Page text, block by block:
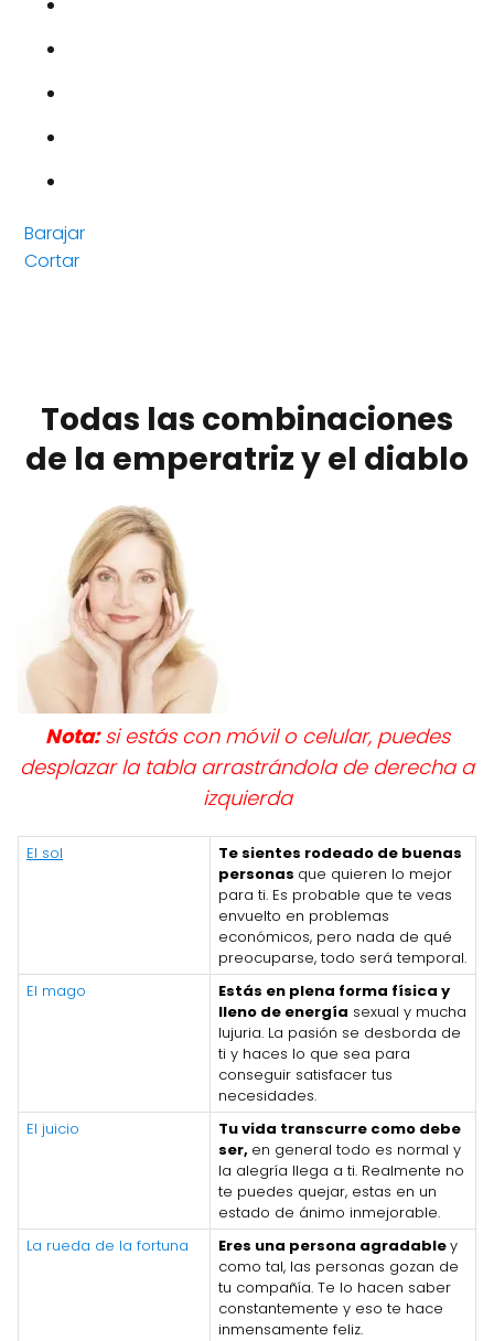
Barajar
Cortar
Todas las combinaciones
de la emperatriz y el diablo
Nota:si estás con móvil o celular, puedes
desplazar la tabla arrastrándola de derecha a
izquierda
El sol
Te sientes rodeado de buenas
personas que quieren lo mejor
para ti. Es probable que te veas
envuelto en problemas
económicos, pero nada de qué
preocuparse, todo será temporal.
El mago
Estás en plena forma física y
lleno de energía sexual y mucha
lujuria. La pasión se desborda de
ti y haces lo que sea para
conseguir satisfacer tus
necesidades.
El juicio
Tu vida transcurre como debe
ser, en general todo es normal y
la alegría llega a ti. Realmente no
te puedes quejar, estas en un
estado de ánimo inmejorable.
La rueda de la fortuna
Eres una persona agradabley
como tal, las personas gozan de
tu compañía. Te lo hacen saber
constantemente y eso te hace
inmensamente feliz.